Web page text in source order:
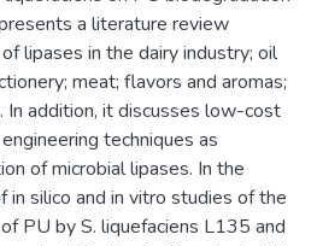
a literature review
lipases in the dairy industry; oil
meat; flavors and aromas;
In addition, it discusses low-cost
techniques as
of microbial lipases. In the
in silico and in vitro studies of the
PU by S. liquefaciens L135 and